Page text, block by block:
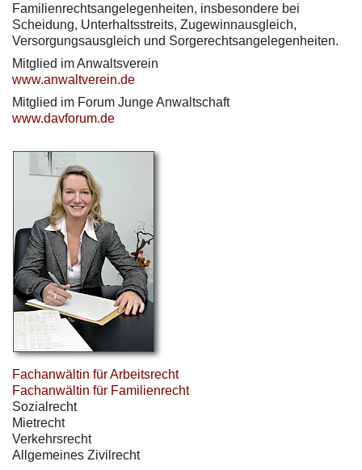
Familienrechtsangelegenheiten, insbesondere bei
Scheidung, Unterhaltsstreits, Zugewinnausgleich,
Versorgungsausgleich und Sorgerechtsangelegenheiten.
Mitglied im Anwaltsverein
www.anwaltverein.de
Mitglied im Forum Junge Anwaltschaft
www.davforum.de
Fachanwältin für Arbeitsrecht
Fachanwältin für Familienrecht
Sozialrecht
Mietrecht
Verkehrsrecht
Allgemeines Zivilrecht